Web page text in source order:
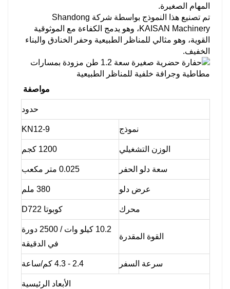
المهام الصغيرة.
تم تصنيع هذا النموذج بواسطة شركة Shandong
KAISAN Machinery، وهو يدمج الكفاءة مع الموثوقية
القوية، وهو مثالي للمناظر الطبيعية وحفر الخنادق والبناء
الخفيف.
مواصفة
حدود
نموذج KN12-9
الوزن التشغيلي 1200 كجم
سعة دلو الحفر 0.025 متر مكعب
عرض دلو 380 ملم
محرك كوبوتا D722
القوة المقدرة
10.2 كيلو وات / 2500 دورة
في الدقيقة
سرعة السفر 2.4 - 4.3 كم/ساعة
الأبعاد الرئيسية